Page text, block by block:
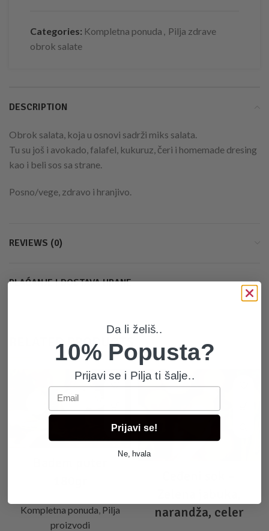
Categories: Kompletna ponuda , Pilja zdrave
obrok salate
DESCRIPTION
Obrok salata, koja u osnovi sadrži miks salata.
Tu su još i avokado, falafel, kukuruz, čeri i homemade dresing
kao i beli sos sa strane.
Posno/vege, zdravo i hranjivo.
REVIEWS (0)
PLAĆANJE I DOSTAVA HRANE
RELATED PRODUCTS
Kompletna ponuda, Pilja
proizvodi
narandža, celer
Da li želiš..
10% Popusta?
Prijavi se i Pilja ti šalje..
Email
Prijavi se!
Ne, hvala